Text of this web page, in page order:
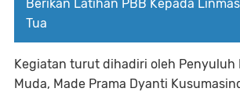
Berikan Latihan PBB Kepada
Tua
Kegiatan turut dihadiri oleh Penyuluh
Muda, Made Prama Dyanti